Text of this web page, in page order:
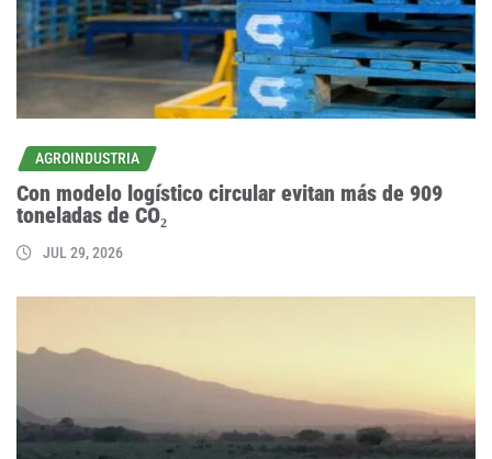
AGROINDUSTRIA
Con modelo logístico circular evitan más de 909
toneladas de CO₂
JUL 29, 2026